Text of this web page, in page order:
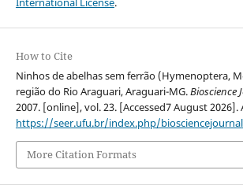
How to Cite
Ninhos de abelhas sem ferrão (Hymenoptera,
região do Rio Araguari, Araguari-MG.Bioscience
2007. [online], vol. 23. [Accessed7 August 2026].
https://seer.ufu.br/index.php/
More Citation Formats